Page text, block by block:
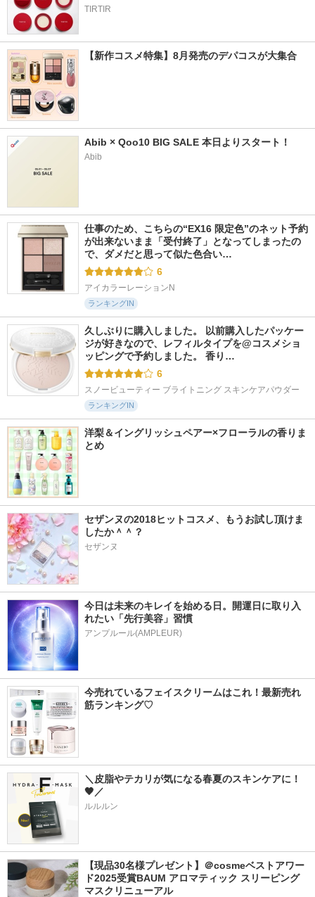
TIRTIR
【新作コスメ特集】8月発売のデパコスが大集合
Abib × Qoo10 BIG SALE 本日よりスタート！
Abib
仕事のため、こちらの“EX16 限定色”のネット予約
が出来ないまま「受付終了」となってしまったの
で、ダメだと思って似た色合い…
6
アイカラーレーションN
ランキングIN
久しぶりに購入しました。 以前購入したパッケー
ジが好きなので、レフィルタイプを@コスメショ
ッピングで予約しました。 香り…
6
スノービューティー ブライトニング スキンケアパウダー
ランキングIN
洋梨＆イングリッシュペアー×フローラルの香りま
とめ
セザンヌの2018ヒットコスメ、もうお試し頂けま
したか＾＾？
セザンヌ
今日は未来のキレイを始める日。開運日に取り入
れたい「先行美容」習慣
アンプルール(AMPLEUR)
今売れているフェイスクリームはこれ！最新売れ
筋ランキング♡
＼皮脂やテカリが気になる春夏のスキンケアに！
🖤／
ルルルン
【現品30名様プレゼント】＠cosmeベストアワー
ド2025受賞BAUM アロマティック スリーピング
マスクリニューアル